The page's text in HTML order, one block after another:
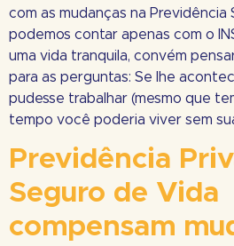
com as mudanças na Previdência
podemos contar apenas com o
uma vida tranquila, convém
para as perguntas: Se lhe
pudesse trabalhar (mesmo que
tempo você poderia viver sem
Previdência
Seguro de Vida
compensam